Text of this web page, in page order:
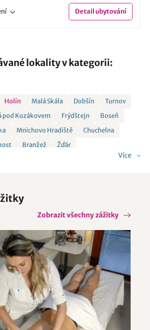
Detailubytování
lokality v kategorii:
Holín Malá Skála Dobšín
Turnov
pod Kozákovem
Frýdštejn
Boseň
Mnichovo Hradiště
Chuchelna
Branžež Žďár
Více
Zobrazit všechny zážitky